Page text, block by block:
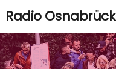
Radio Osnabrück